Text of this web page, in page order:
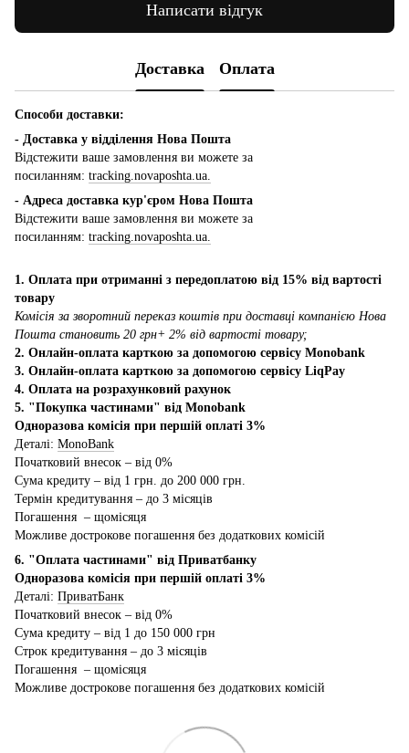
Написати відгук
Доставка Оплата
Способи доставки:
- Доставка у відділення Нова Пошта
Відстежити ваше замовлення ви можете за
посиланням: tracking.novaposhta.ua.
- Адреса доставка кур'єром Нова Пошта
Відстежити ваше замовлення ви можете за
посиланням: tracking.novaposhta.ua.
1. Оплата при отриманні з передоплатою від 15% від вартості
товару
Комісія за зворотний переказ коштів при доставці компанією Нова
Пошта становить 20 грн+ 2% від вартості товару;
2. Онлайн-оплата карткою за допомогою сервісу Monobank
3. Онлайн-оплата карткою за допомогою сервісу LiqPay
4. Оплата на розрахунковий рахунок
5. "Покупка частинами" від Monobank
Одноразова комісія при першій оплаті 3%
Деталі: MonoBank
Початковий внесок – від 0%
Сума кредиту – від 1 грн. до 200 000 грн.
Термін кредитування – до 3 місяців
Погашення – щомісяця
Можливе дострокове погашення без додаткових комісій
6. "Оплата частинами" від Приватбанку
Одноразова комісія при першій оплаті 3%
Деталі: ПриватБанк
Початковий внесок – від 0%
Сума кредиту – від 1 до 150 000 грн
Строк кредитування – до 3 місяців
Погашення – щомісяця
Можливе дострокове погашення без додаткових комісій